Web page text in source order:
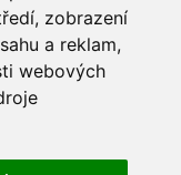
zobrazení
a reklam,
webových